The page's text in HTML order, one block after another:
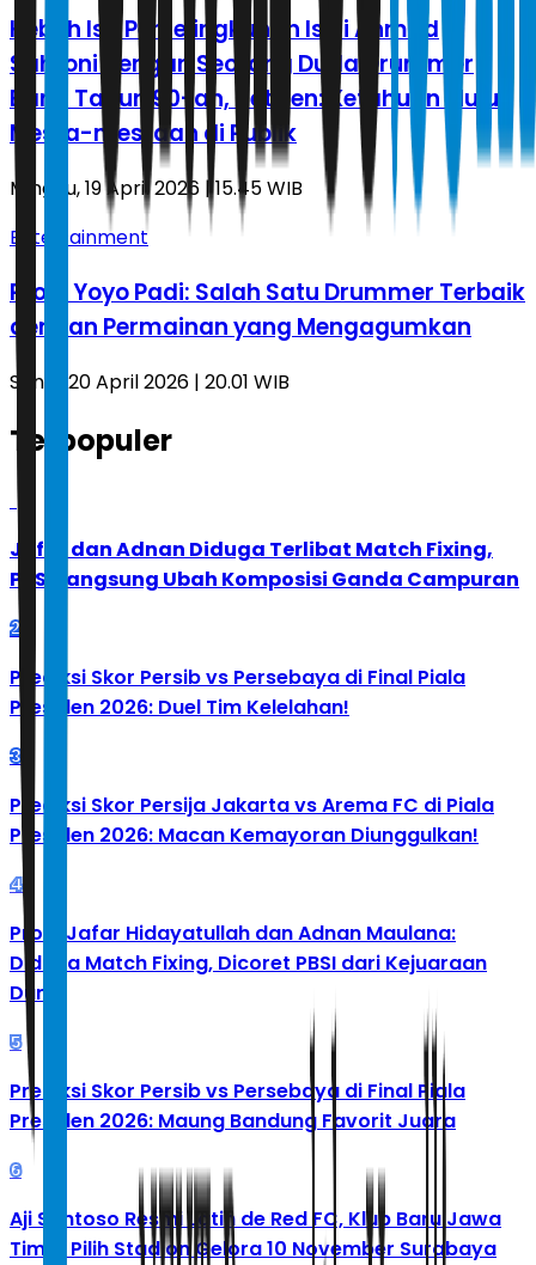
Heboh Isu Perselingkuhan Istri Ahmad
Sahroni dengan Seorang Duda Drummer
Band Tahun 90-an, Netizen: Ketahuan Mulu
Mesra-mesraan di Publik
Minggu, 19 April 2026 | 15.45 WIB
Entertainment
Profil Yoyo Padi: Salah Satu Drummer Terbaik
dengan Permainan yang Mengagumkan
Senin, 20 April 2026 | 20.01 WIB
Terpopuler
Jafar dan Adnan Diduga Terlibat Match Fixing,
PBSI Langsung Ubah Komposisi Ganda Campuran
2
Prediksi Skor Persib vs Persebaya di Final Piala
Presiden 2026: Duel Tim Kelelahan!
3
Prediksi Skor Persija Jakarta vs Arema FC di Piala
Presiden 2026: Macan Kemayoran Diunggulkan!
4
Profil Jafar Hidayatullah dan Adnan Maulana:
Diduga Match Fixing, Dicoret PBSI dari Kejuaraan
Dunia
5
Prediksi Skor Persib vs Persebaya di Final Piala
Presiden 2026: Maung Bandung Favorit Juara
6
Aji Santoso Resmi Latih de Red FC, Klub Baru Jawa
Timur Pilih Stadion Gelora 10 November Surabaya